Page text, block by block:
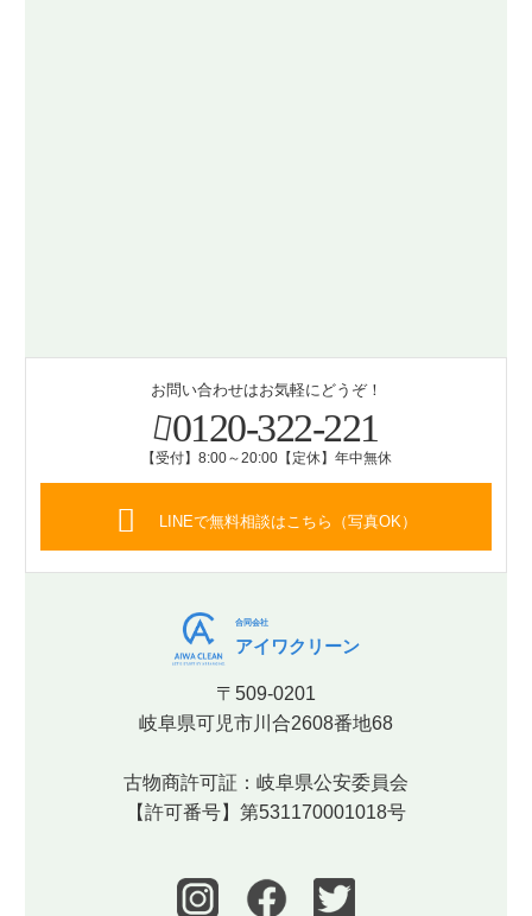
お問い合わせはお気軽にどうぞ！
0120-322-221
【受付】8:00～20:00【定休】年中無休
LINEで無料相談はこちら（写真OK）
合同会社
アイワクリーン
〒509-0201
岐阜県可児市川合2608番地68
古物商許可証：岐阜県公安委員会
【許可番号】第531170001018号